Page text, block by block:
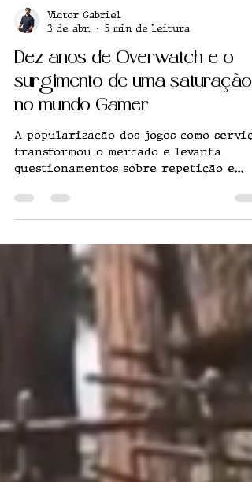
Victor Gabriel
3 de abr.
5 min de leitura
Dez anos de Overwatch e o
no mundo Gamer
A popularização dos jogos como
questionamentos sobre repetição e
retenção de jogadores